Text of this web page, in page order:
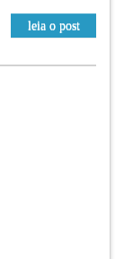
leia o post